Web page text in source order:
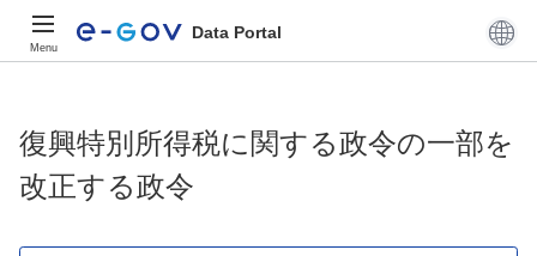
Menu
Data Portal
復興特別所得税に関する政令の一部を
改正する政令